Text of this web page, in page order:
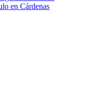
en Cárdenas